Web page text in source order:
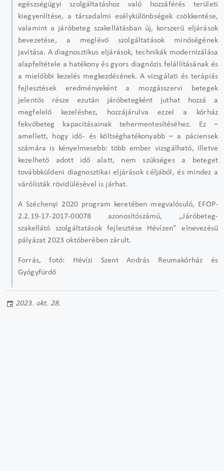
egészségügyi szolgáltatáshoz való hozzáférés területi
kiegyenlítése, a társadalmi esélykülönbségek csökkentése,
valamint a járóbeteg szakellátásban új, korszerű eljárások
bevezetése, a meglévő szolgáltatások minőségének
javítása. A diagnosztikus eljárások, technikák modernizálása
alapfeltétele a hatékony és gyors diagnózis felállításának és
a mielőbbi kezelés megkezdésének. A vizsgálati és terápiás
fejlesztések eredményeként a mozgásszervi betegek
jelentős része ezután járóbetegként juthat hozzá a
megfelelő kezeléshez, hozzájárulva ezzel a kórház
fekvőbeteg kapacitásainak tehermentesítéséhez. Ez –
amellett, hogy idő- és költséghatékonyabb – a páciensek
számára is kényelmesebb: több ember vizsgálható, illetve
kezelhető adott idő alatt, nem szükséges a beteget
továbbküldeni diagnosztikai eljárások céljából, és mindez a
várólisták rövidülésével is járhat.
A Széchenyi 2020 program keretében megvalósuló, EFOP-
2.2.19-17-2017-00078 azonosítószámú, „Járóbeteg-
szakellátó szolgáltatások fejlesztése Hévízen” elnevezésű
pályázat 2023 októberében zárult.
Forrás, fotó: Hévízi Szent András Reumakórház és
Gyógyfürdő
2023. okt. 28.